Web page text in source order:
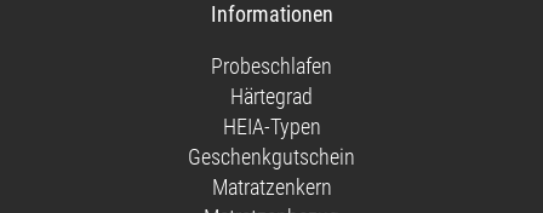
Informationen
Probeschlafen
Härtegrad
HEIA-Typen
Geschenkgutschein
Matratzenkern